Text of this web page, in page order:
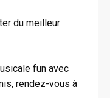
du meilleur
fun avec
rendez-vous à